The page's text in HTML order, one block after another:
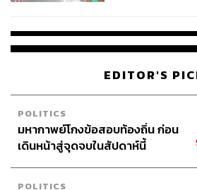
เริ่มอ่อนแรง นักท่องเที่ยวถูกปรับลดเ
และการคลัง แนวทางที่เหมาะคือ 3T:
และ Transform
สรุปครับ สถานการณ์ยังเปราะบางแล
สงครามอีกซีกโลกกำลังต่อยหมัดฮุก เ
ทุกคนจะเตรียมตัวรับความผันผวนที่อา
EDITOR'S
POLITICS
มหากาพย์โกงข้อสอบท้องถิ่น ก่อน
เดินหน้าสู่จุดจบในสัปดาห์นี้
POLITICS